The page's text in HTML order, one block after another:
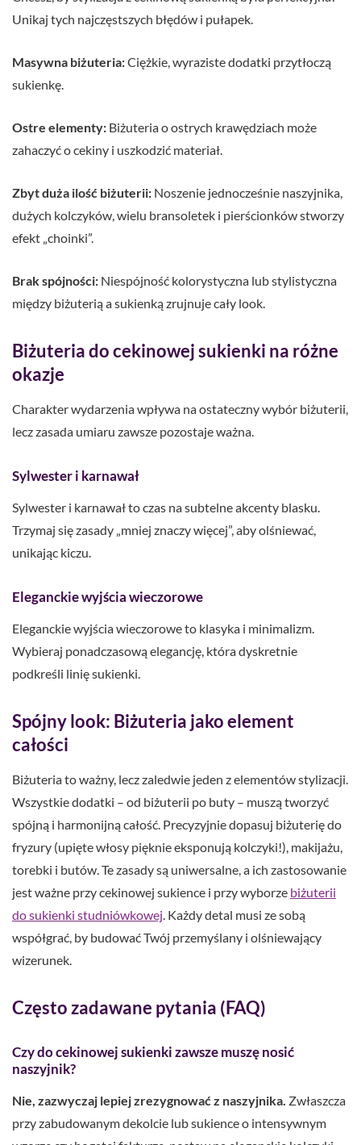
Unikaj tych najczęstszych błędów i pułapek.
Masywna biżuteria:Ciężkie, wyraziste dodatki przytłoczą
sukienkę.
Ostre elementy: Biżuteria o ostrych krawędziach może
zahaczyć o cekiny i uszkodzić materiał.
Zbyt duża ilość biżuterii: Noszenie jednocześnie naszyjnika,
dużych kolczyków, wielu bransoletek i pierścionków stworzy
efekt „choinki”.
Brak spójności: Niespójność kolorystyczna lub stylistyczna
między biżuterią a sukienką zrujnuje cały look.
Biżuteria do cekinowej sukienki na różne
okazje
Charakter wydarzenia wpływa na ostateczny wybór biżuterii,
lecz zasada umiaru zawsze pozostaje ważna.
Sylwester i karnawał
Sylwester i karnawał to czas na subtelne akcenty blasku.
Trzymaj się zasady „mniej znaczy więcej”, aby olśniewać,
unikając kiczu.
Eleganckie wyjścia wieczorowe
Eleganckie wyjścia wieczorowe to klasyka i minimalizm.
Wybieraj ponadczasową elegancję, która dyskretnie
podkreśli linię sukienki.
Spójny look: Biżuteria jako element
całości
Biżuteria to ważny, lecz zaledwie jeden z elementów stylizacji.
Wszystkie dodatki – od biżuterii po buty – muszą tworzyć
spójną i harmonijną całość. Precyzyjnie dopasuj biżuterię do
fryzury (upięte włosy pięknie eksponują kolczyki!), makijażu,
torebki i butów. Te zasady są uniwersalne, a ich zastosowanie
jest ważne przy cekinowej sukience i przy wyborze biżuterii
do sukienki studniówkowej. Każdy detal musi ze sobą
współgrać, by budować Twój przemyślany i olśniewający
wizerunek.
Często zadawane pytania (FAQ)
Czy do cekinowej sukienki zawsze muszę nosić
naszyjnik?
Nie, zazwyczaj lepiej zrezygnować z naszyjnika. Zwłaszcza
przy zabudowanym dekolcie lub sukience o intensywnym